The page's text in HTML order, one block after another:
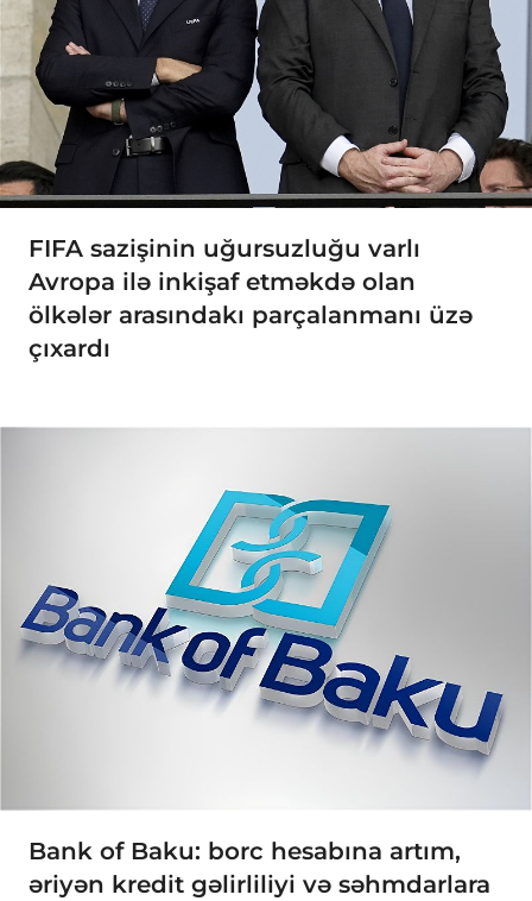
FIFA sazişinin uğursuzluğu varlı
Avropa ilə inkişaf etməkdə olan
ölkələr arasındakı parçalanmanı üzə
çıxardı
Bank of Baku: borc hesabına artım,
əriyən kredit gəlirliliyi və səhmdarlara